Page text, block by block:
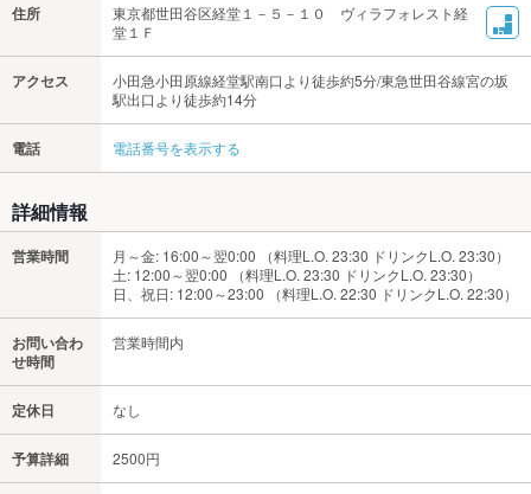
住所
東京都世田谷区経堂１－５－１０ ヴィラフォレスト経
堂１Ｆ
アクセス
小田急小田原線経堂駅南口より徒歩約5分/東急世田谷線宮の坂
駅出口より徒歩約14分
電話 電話番号を表示する
詳細情報
営業時間
月～金: 16:00～翌0:00 （料理L.O. 23:30 ドリンクL.O. 23:30）
土: 12:00～翌0:00 （料理L.O. 23:30 ドリンクL.O. 23:30）
日、祝日: 12:00～23:00 （料理L.O. 22:30 ドリンクL.O. 22:30）
お問い合わ
せ時間
営業時間内
定休日 なし
予算詳細 2500円